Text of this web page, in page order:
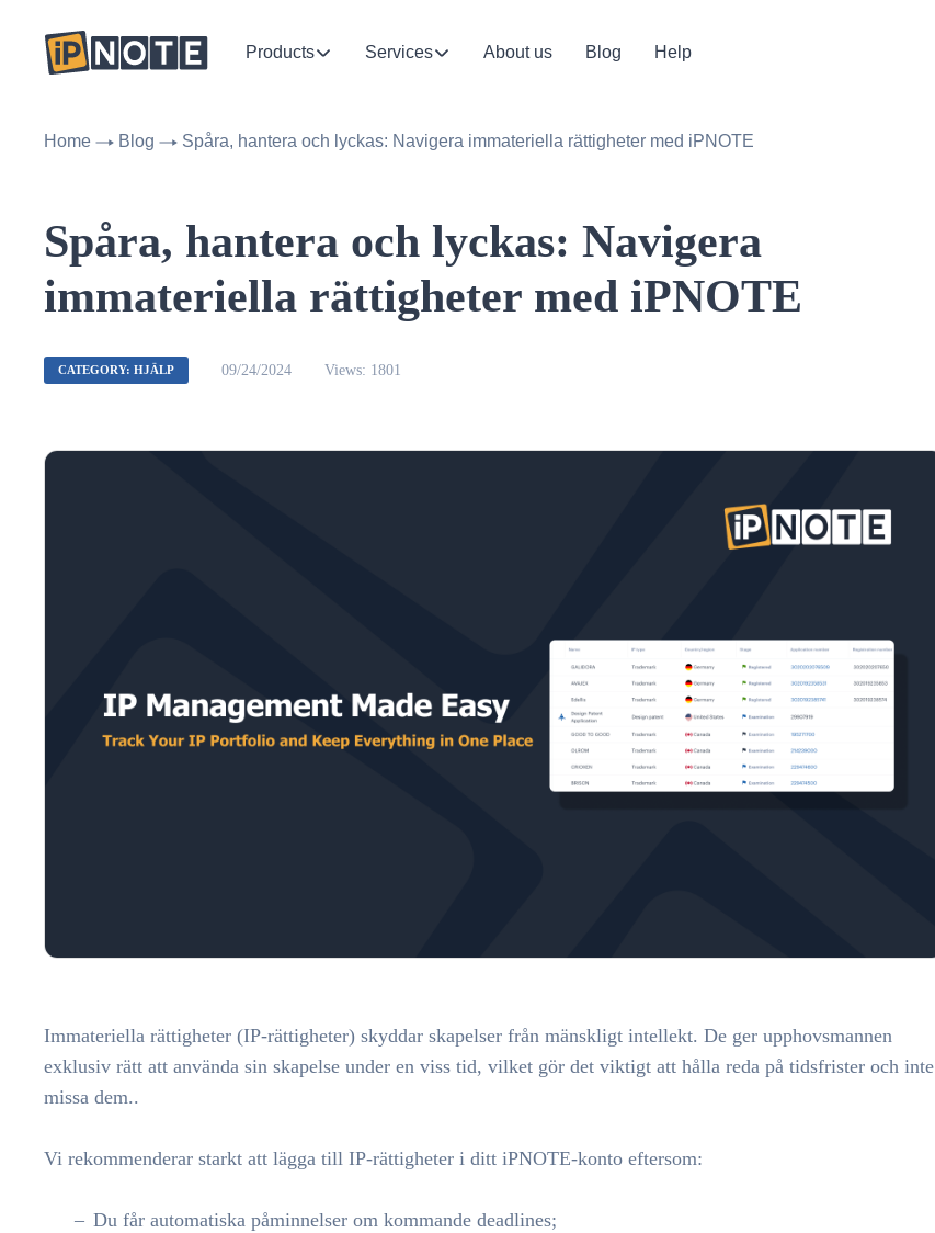
Products Services About us Blog Help
Home Blog Spåra, hantera och lyckas: Navigera immateriella rättigheter med iPNOTE
Spåra, hantera och lyckas: Navigera
immateriella rättigheter med iPNOTE
CATEGORY: HJÄLP 09/24/2024 Views: 1801
Immateriella rättigheter (IP-rättigheter) skyddar skapelser från mänskligt intellekt. De ger upphovsmannen
exklusiv rätt att använda sin skapelse under en viss tid, vilket gör det viktigt att hålla reda på tidsfrister och inte
missa dem..
Vi rekommenderar starkt att lägga till IP-rättigheter i ditt iPNOTE-konto eftersom:
Du får automatiska påminnelser om kommande deadlines;